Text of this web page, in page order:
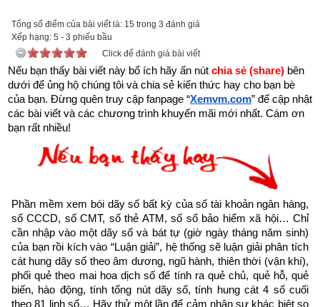
Trên đời có người hành Đại Thiện, gặp kiếp nạn này cũng bình
an”
Như vậy chúng ta đang sống trong thời gian cuối cùng của
thời kỳ mạt pháp khi mà đạo đức nhân loại suy đồi, bại hoại
Tổng số điểm của bài viết là: 15 trong 3 đánh giá
Xếp hạng: 5 - 3 phiếu bầu
Click để đánh giá bài viết
Nếu bạn thấy bài viết này bổ ích hãy ấn nút chia sẻ (share) bên
dưới để ủng hộ chúng tôi và chia sẻ kiến thức hay cho bạn bè
của bạn. Đừng quên truy cập fanpage “Xemvm.com” để cập nhật
các bài viết và các chương trình khuyến mãi mới nhất. Cám ơn
bạn rất nhiều!
Phần mềm xem bói dãy số bất kỳ của số tài khoản ngân hàng,
số CCCD, số CMT, số thẻ ATM, số sổ bảo hiểm xã hội… Chỉ
cần nhập vào một dãy số và bát tự (giờ ngày tháng năm sinh)
của bạn rồi kích vào “Luận giải”, hệ thống sẽ luận giải phân tích
cát hung dãy số theo âm dương, ngũ hành, thiên thời (vận khí),
phối quẻ theo mai hoa dịch số để tính ra quẻ chủ, quẻ hỗ, quẻ
biến, hào động, tính tổng nút dãy số, tính hung cát 4 số cuối
theo 81 linh số… Hãy thử một lần để cảm nhận sự khác biệt so